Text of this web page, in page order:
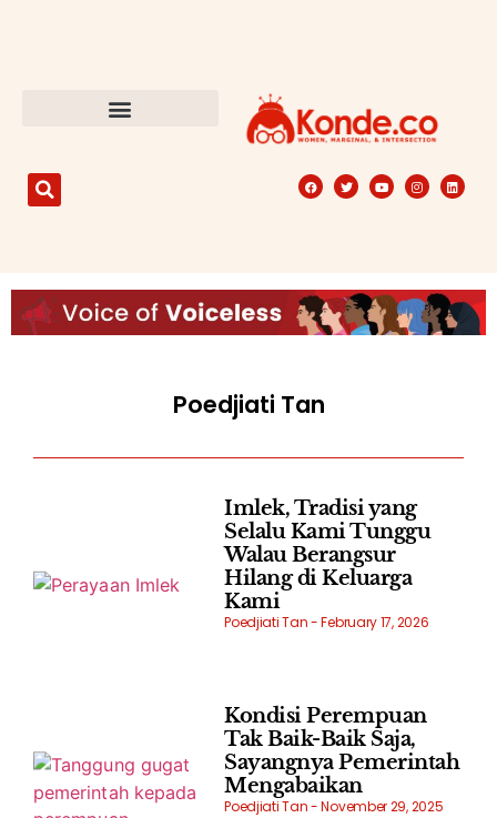
Poedjiati Tan
Imlek, Tradisi yang
Selalu Kami Tunggu
Walau Berangsur
Hilang di Keluarga
Kami
Poedjiati Tan February 17, 2026
Kondisi Perempuan
Tak Baik-Baik Saja,
Sayangnya Pemerintah
Mengabaikan
Poedjiati Tan November 29, 2025